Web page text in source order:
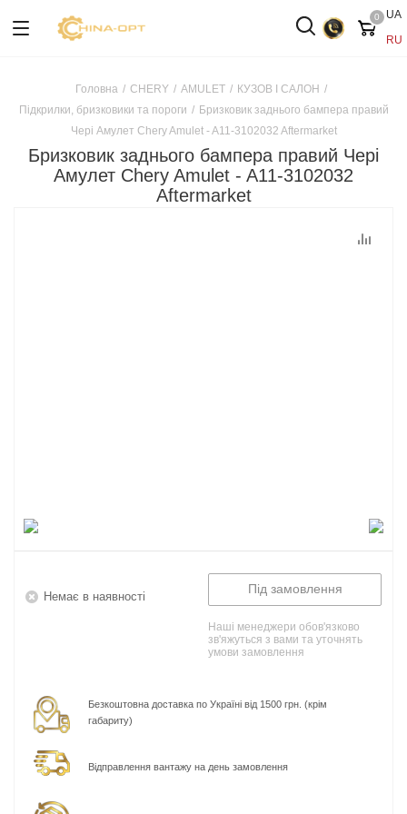
UA
RU
0
Головна / CHERY / AMULET / КУЗОВ І САЛОН /
Підкрилки, бризковики та пороги / Бризковик заднього бампера правий
Чері Амулет Chery Amulet - A11-3102032 Aftermarket
Бризковик заднього бампера правий Чері
Амулет Chery Amulet - A11-3102032
Aftermarket
Немає в наявності
Під замовлення
Наші менеджери обов'язково
зв'яжуться з вами та уточнять
умови замовлення
Безкоштовна доставка по Україні від 1500 грн. (крім
габариту)
Відправлення вантажу на день замовлення